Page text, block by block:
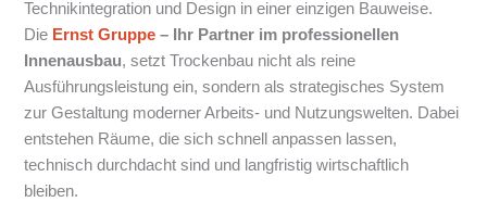
Technikintegration und Design in einer einzigen Bauweise.
Die Ernst Gruppe – Ihr Partner im professionellen
Innenausbau, setzt Trockenbau nicht als reine
Ausführungsleistung ein, sondern als strategisches System
zur Gestaltung moderner Arbeits- und Nutzungswelten. Dabei
entstehen Räume, die sich schnell anpassen lassen,
technisch durchdacht sind und langfristig wirtschaftlich
bleiben.